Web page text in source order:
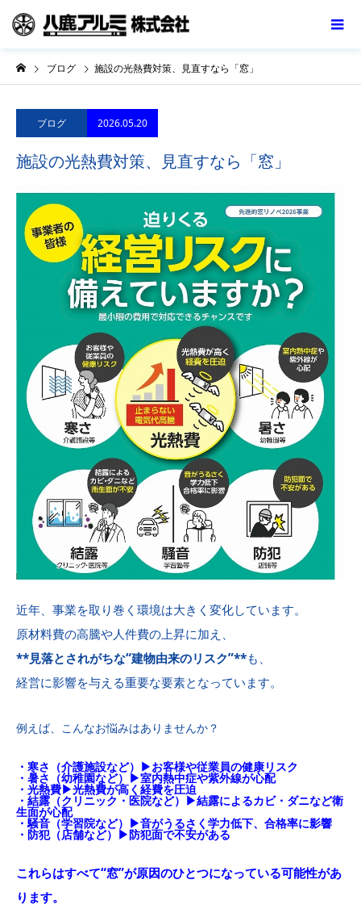
ブログ 施設の光熱費対策、見直すなら「窓」
ブログ 2026.05.20
施設の光熱費対策、見直すなら「窓」
近年、事業を取り巻く環境は大きく変化しています。
原材料費の高騰や人件費の上昇に加え、
**見落とされがちな“建物由来のリスク”**も、
経営に影響を与える重要な要素となっています。
例えば、こんなお悩みはありませんか？
・寒さ（介護施設など）▶お客様や従業員の健康リスク
・暑さ（幼稚園など）▶室内熱中症や紫外線が心配
・光熱費▶光熱費が高く経費を圧迫
・結露（クリニック・医院など）▶結露によるカビ・ダニなど衛
生面が心配
・騒音（学習院など）▶音がうるさく学力低下、合格率に影響
・防犯（店舗など）▶防犯面で不安がある
これらはすべて“窓”が原因のひとつになっている可能性があ
ります。